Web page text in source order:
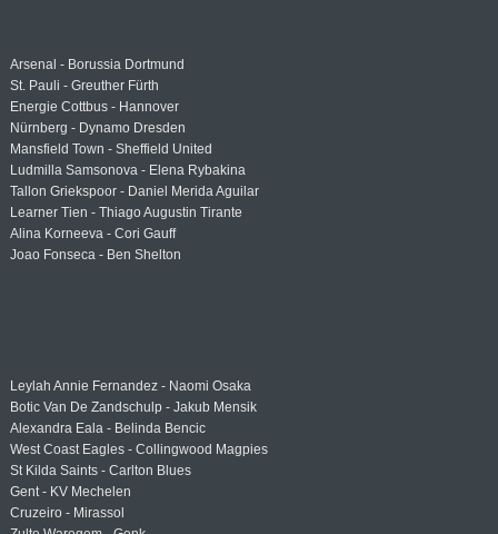
Arsenal - Borussia Dortmund
St. Pauli - Greuther Fürth
Energie Cottbus - Hannover
Nürnberg - Dynamo Dresden
Mansfield Town - Sheffield United
Ludmilla Samsonova - Elena Rybakina
Tallon Griekspoor - Daniel Merida Aguilar
Learner Tien - Thiago Augustin Tirante
Alina Korneeva - Cori Gauff
Joao Fonseca - Ben Shelton
Leylah Annie Fernandez - Naomi Osaka
Botic Van De Zandschulp - Jakub Mensik
Alexandra Eala - Belinda Bencic
West Coast Eagles - Collingwood Magpies
St Kilda Saints - Carlton Blues
Gent - KV Mechelen
Cruzeiro - Mirassol